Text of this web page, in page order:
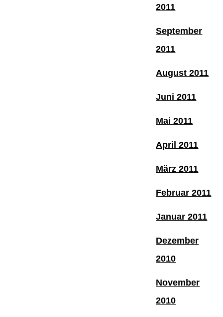
2011
September
2011
August 2011
Juni 2011
Mai 2011
April 2011
März 2011
Februar 2011
Januar 2011
Dezember
2010
November
2010